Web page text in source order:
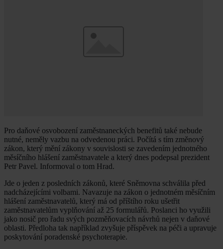
Pro daňové osvobození zaměstnaneckých benefitů také nebude
nutné, neměly vazbu na odvedenou práci. Počítá s tím změnový
zákon, který mění zákony v souvislosti se zavedením jednotného
měsíčního hlášení zaměstnavatele a který dnes podepsal prezident
Petr Pavel. Informoval o tom Hrad.
Jde o jeden z posledních zákonů, které Sněmovna schválila před
nadcházejícími volbami. Navazuje na zákon o jednotném měsíčním
hlášení zaměstnavatelů, který má od příštího roku ušetřit
zaměstnavatelům vyplňování až 25 formulářů. Poslanci ho využili
jako nosič pro řadu svých pozměňovacích návrhů nejen v daňové
oblasti. Předloha tak například zvyšuje příspěvek na péči a upravuje
poskytování poradenské psychoterapie.